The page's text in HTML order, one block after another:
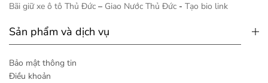
Bãi giữ xe ô tô Thủ Đức – Giao Nước Thủ Đức - Tạo bio link
Sản phẩm và dịch vụ
Bảo mật thông tin
Điều khoản